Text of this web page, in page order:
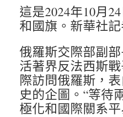
這是2024年10月
和國旗。新華社
俄羅斯交際部副
活著界反法西斯
際訪問俄羅斯，
史的企圖。“等待
極化和國際關系